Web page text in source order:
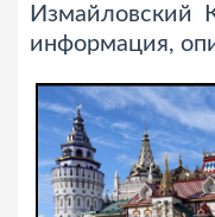
Измайловский
информация,